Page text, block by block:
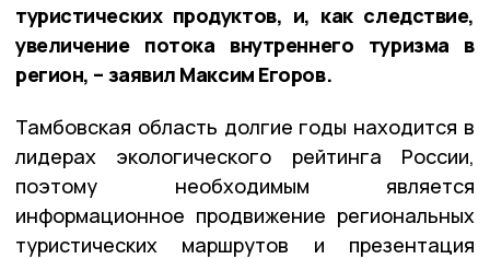
туристических продуктов, и, как следствие,
увеличение потока внутреннего туризма в
регион, – заявил Максим Егоров.
Тамбовская область долгие годы находится в
лидерах экологического рейтинга России,
поэтому необходимым является
информационное продвижение региональных
туристических маршрутов и презентация